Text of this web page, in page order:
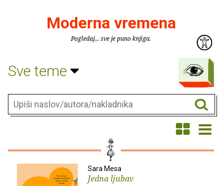
Moderna vremena
Pogledaj... sve je puno knjiga.
Sve teme
Sara Mesa
Jedna ljubav